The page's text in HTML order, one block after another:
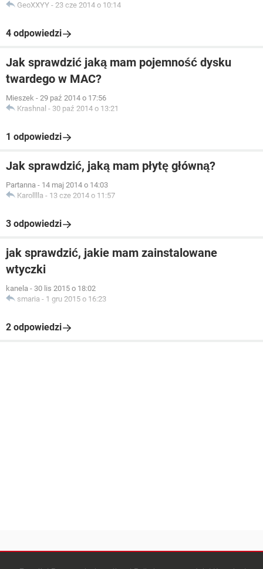
GeoXXYY - 23 cze 2014 o 10:14
4 odpowiedzi
Jak sprawdzić jaką mam pojemność dysku
twardego w MAC?
Mieszek - 29 paź 2014 o 17:56
Krashnal - 30 paź 2014 o 13:21
1 odpowiedzi
Jak sprawdzić, jaką mam płytę główną?
Partanna - 14 maj 2014 o 14:03
Karolllla - 13 cze 2014 o 11:57
3 odpowiedzi
jak sprawdzić, jakie mam zainstalowane
wtyczki
kanela - 30 lis 2015 o 18:02
smaria - 1 gru 2015 o 16:23
2 odpowiedzi